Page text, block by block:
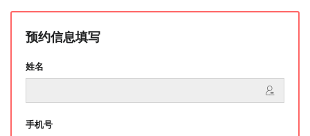
预约信息填写
姓名
手机号